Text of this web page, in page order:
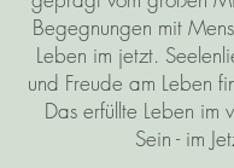
Begegnungen mit
Leben im jetzt.
und Freude am Leben
Das erfüllte Leben im
Sein - im